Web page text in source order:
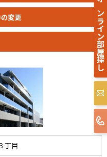
丁目
オンライン部屋探し